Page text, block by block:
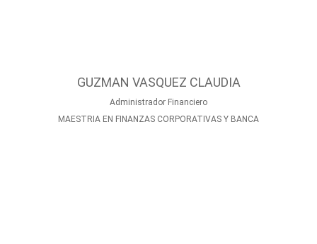
GUZMAN VASQUEZ CLAUDIA
Administrador Financiero
MAESTRIA EN FINANZAS CORPORATIVAS Y BANCA